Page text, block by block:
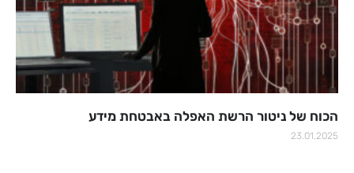
הכוח של ניטור הרשת האפלה באבטחת מידע
23.01.2025